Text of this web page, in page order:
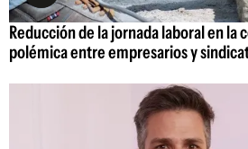
Reducción de la jornada laboral en la
polémica entre empresarios y